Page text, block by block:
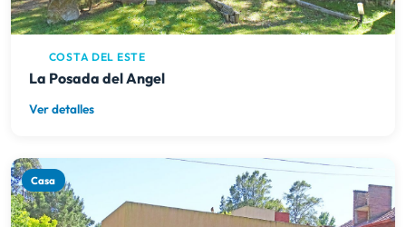
COSTA DEL ESTE
La Posada del Angel
Ver detalles
Casa